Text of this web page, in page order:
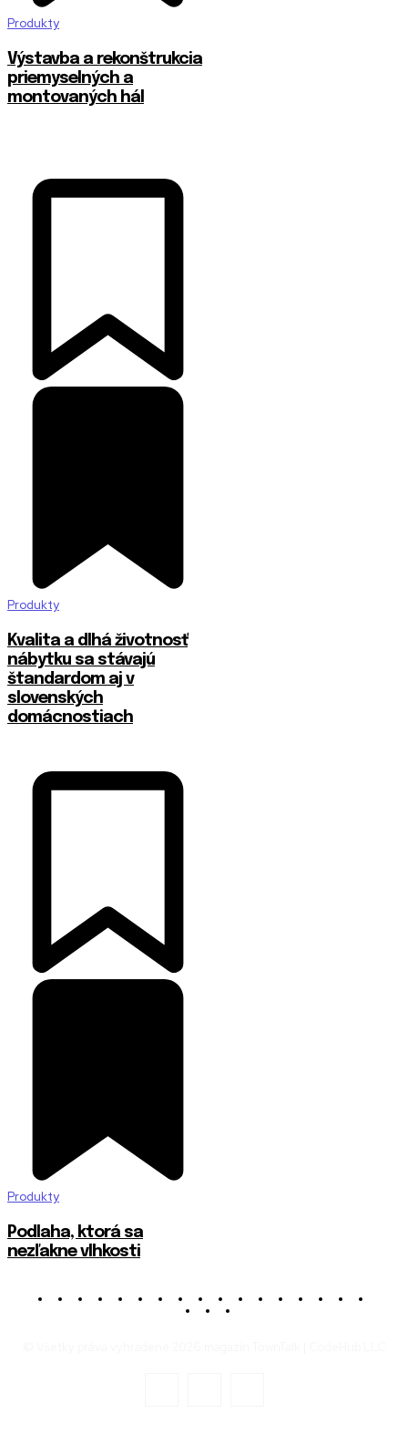
Produkty
Výstavba a rekonštrukcia
priemyselných a
montovaných hál
Produkty
​Kvalita a dlhá životnosť
nábytku sa stávajú
štandardom aj v
slovenských
domácnostiach
Produkty
Podlaha, ktorá sa
nezľakne vlhkosti